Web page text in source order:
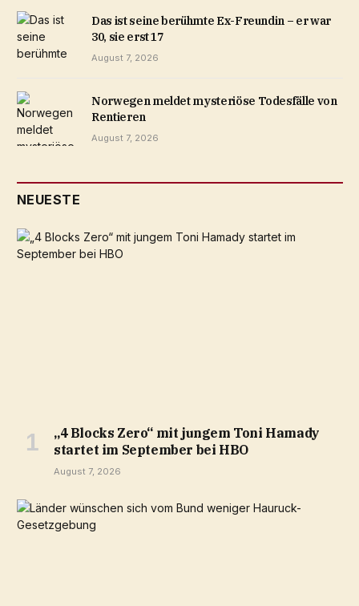
Das ist seine berühmte Ex-Freundin – er war
30, sie erst 17
August 7, 2026
Norwegen meldet mysteriöse Todesfälle von
Rentieren
August 7, 2026
NEUESTE
„4 Blocks Zero“ mit jungem Toni Hamady
startet im September bei HBO
August 7, 2026